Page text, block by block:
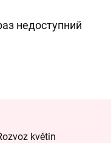
недоступний
květin